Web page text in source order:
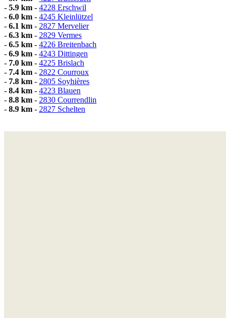
- 5.9 km - 4228 Erschwil
- 6.0 km - 4245 Kleinlützel
- 6.1 km - 2827 Mervelier
- 6.3 km - 2829 Vermes
- 6.5 km - 4226 Breitenbach
- 6.9 km - 4243 Dittingen
- 7.0 km - 4225 Brislach
- 7.4 km - 2822 Courroux
- 7.8 km - 2805 Soyhières
- 8.4 km - 4223 Blauen
- 8.8 km - 2830 Courrendlin
- 8.9 km - 2827 Schelten